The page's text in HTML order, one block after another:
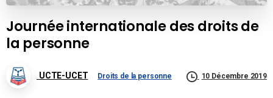
Journée internationale des droits de
la personne
UCTE-UCET Droits de la personne 10 Décembre 2019